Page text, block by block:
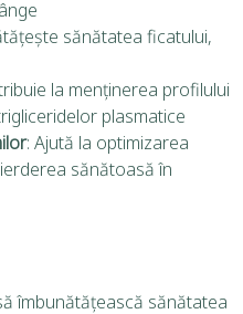
sănătatea ficatului,
la menținerea profilului
plasmatice
: Ajută la optimizarea
sănătoasă în
îmbunătățească sănătatea